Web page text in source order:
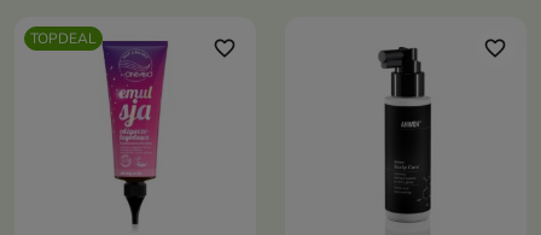
TOPDEAL favorite_border favorite_border